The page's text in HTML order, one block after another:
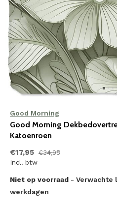
Good Morning
Good Morning
Katoenroen
€17,95 €34,95
Incl. btw
Niet op voorraad - Verwachte
werkdagen